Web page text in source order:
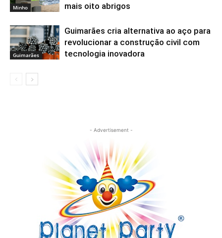
Minho
mais oito abrigos
Guimarães
Guimarães cria alternativa ao aço para
revolucionar a construção civil com
tecnologia inovadora
- Advertisement -